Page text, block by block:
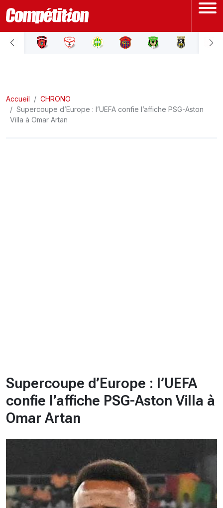
ACCUEIL
LIGUE 2
Accueil
CHRONO
Supercoupe d’Europe : l’UEFA confie l’affiche PSG-Aston
Villa à Omar Artan
Supercoupe d’Europe : l’UEFA
confie l’affiche PSG-Aston Villa à
Omar Artan